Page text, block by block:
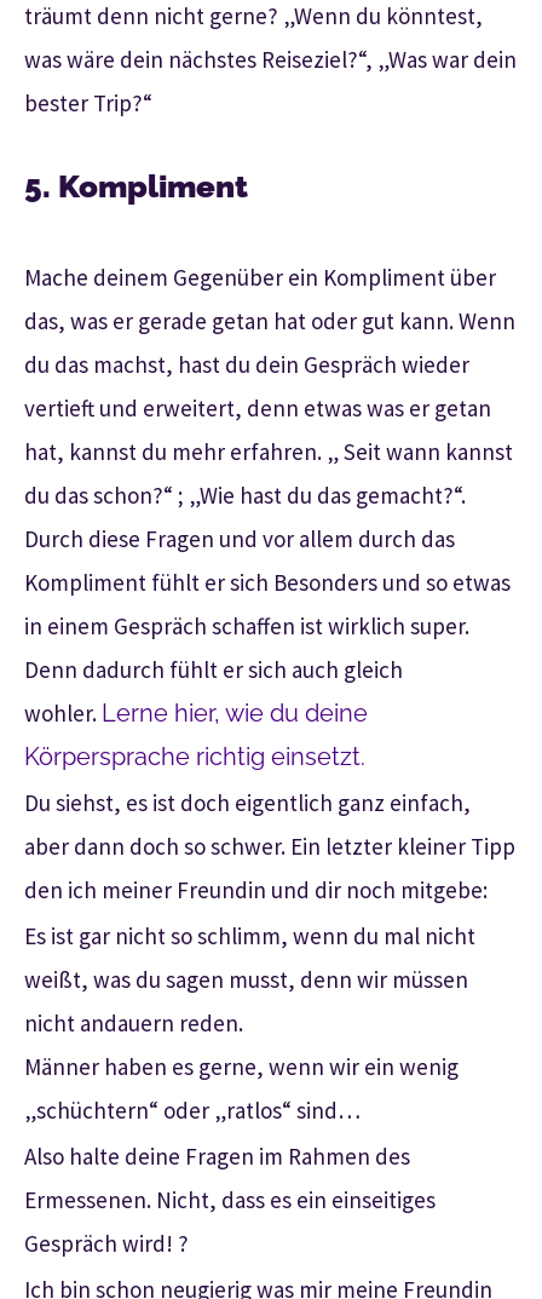
träumt denn nicht gerne? „Wenn du könntest,
was wäre dein nächstes Reiseziel?“, „Was war dein
bester Trip?“
5. Kompliment
Mache deinem Gegenüber ein Kompliment über
das, was er gerade getan hat oder gut kann. Wenn
du das machst, hast du dein Gespräch wieder
vertieft und erweitert, denn etwas was er getan
hat, kannst du mehr erfahren. „ Seit wann kannst
du das schon?“ ; „Wie hast du das gemacht?“.
Durch diese Fragen und vor allem durch das
Kompliment fühlt er sich Besonders und so etwas
in einem Gespräch schaffen ist wirklich super.
Denn dadurch fühlt er sich auch gleich
wohler. Lerne hier, wie du deine
Körpersprache richtig einsetzt.
Du siehst, es ist doch eigentlich ganz einfach,
aber dann doch so schwer. Ein letzter kleiner Tipp
den ich meiner Freundin und dir noch mitgebe:
Es ist gar nicht so schlimm, wenn du mal nicht
weißt, was du sagen musst, denn wir müssen
nicht andauern reden.
Männer haben es gerne, wenn wir ein wenig
„schüchtern“ oder „ratlos“ sind…
Also halte deine Fragen im Rahmen des
Ermessenen. Nicht, dass es ein einseitiges
Gespräch wird! ?
Ich bin schon neugierig was mir meine Freundin